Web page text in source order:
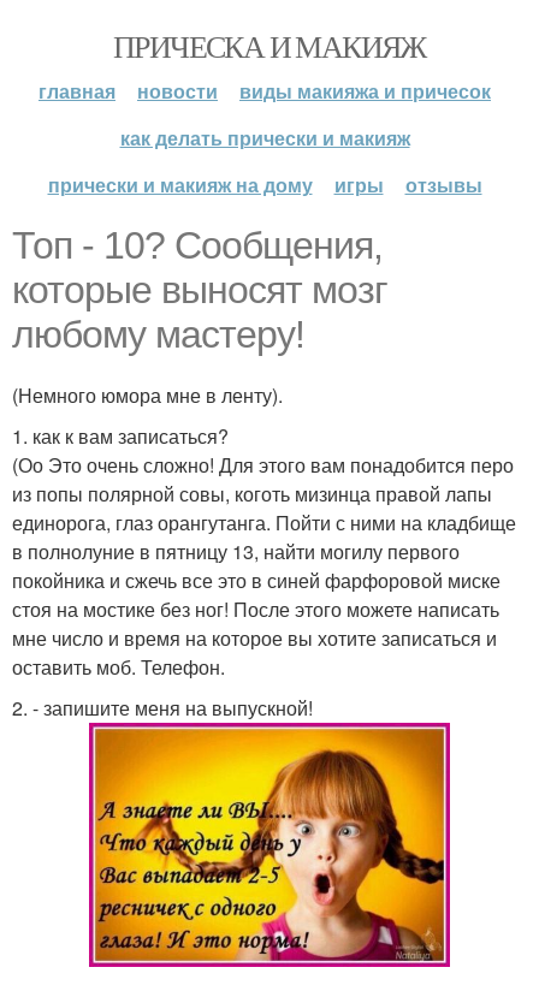
ПРИЧЕСКА И МАКИЯЖ
главная новости
виды макияжа и причесок
как делать прически и макияж
прически и макияж на дому
игры отзывы
Топ - 10? Сообщения,
которые выносят мозг
любому мастеру!
(Немного юмора мне в ленту).
1. как к вам записаться?
(Оо Это очень сложно! Для этого вам понадобится перо
из попы полярной совы, коготь мизинца правой лапы
единорога, глаз орангутанга. Пойти с ними на кладбище
в полнолуние в пятницу 13, найти могилу первого
покойника и сжечь все это в синей фарфоровой миске
стоя на мостике без ног! После этого можете написать
мне число и время на которое вы хотите записаться и
оставить моб. Телефон.
2. - запишите меня на выпускной!